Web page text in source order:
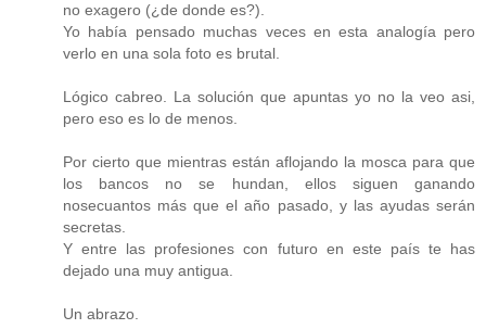
no exagero (¿de donde es?).
Yo había pensado muchas veces en esta analogía pero
verlo en una sola foto es brutal.
Lógico cabreo. La solución que apuntas yo no la veo asi,
pero eso es lo de menos.
Por cierto que mientras están aflojando la mosca para que
los bancos no se hundan, ellos siguen ganando
nosecuantos más que el año pasado, y las ayudas serán
secretas.
Y entre las profesiones con futuro en este país te has
dejado una muy antigua.
Un abrazo.